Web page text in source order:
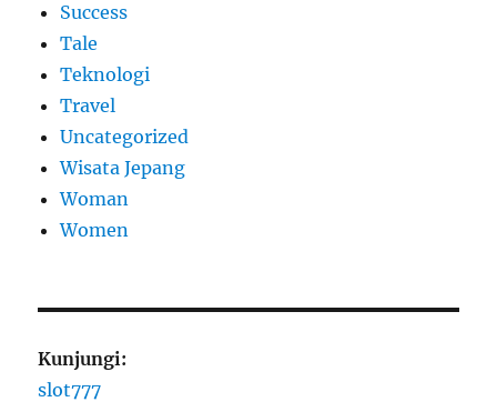
Success
Tale
Teknologi
Travel
Uncategorized
Wisata Jepang
Woman
Women
Kunjungi:
slot777